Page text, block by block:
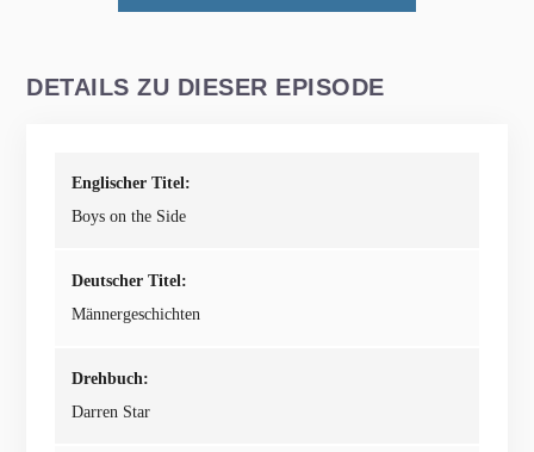
DETAILS ZU DIESER EPISODE
Englischer Titel:
Boys on the Side
Deutscher Titel:
Männergeschichten
Drehbuch:
Darren Star